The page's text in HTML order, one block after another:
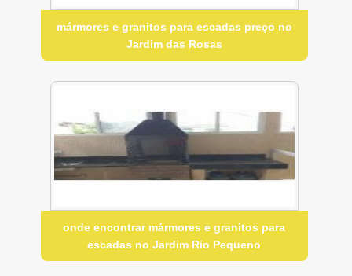
mármores e granitos para escadas preço no
Jardim das Rosas
onde encontrar mármores e granitos para
escadas no Jardim Rio Pequeno